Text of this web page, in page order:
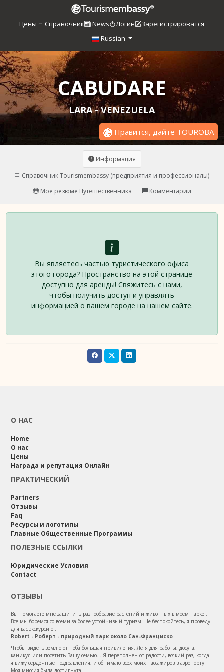
Цены Справочник News Логин
Зарегистрироватся
Russian
CABUDARE
LARA - VENEZUELA
Нравится, дайте TOUROBA
Информация
Справочник Tourismembassy (предприятия и профессионалы)
Мое резюме Путешественника
Комментарии
Вы являетесь частью туристического офиса
этого города? Пространство на этой странице
доступно для аренды! Свяжитесь с нами,
чтобы получить доступ и управлять
информацией о вашем городе на нашем сайте.
О НАС
Home
О нас
Цены
Награда и репутация Онлайн
ПРАКТИЧЕСКИЙ
Partners
Отзывы
Faq
Ресурсы и логотипы
Главные Общественные Программы
ПОЛЕЗНЫЕ ССЫЛКИ
Юридические Условия
Contact
ОТЗЫВЫ
Вы помогаете мне защитить разнообразие растений и животных в моем парке...
Все мы боремся со всеми за более устойчивый туризм. Не беспокойтесь, я проведу
для вас экскурсию...
Robert - Роберт - природный парк около Сан-Франциско
Чтобы видеть землю от неба большая привилегия. Летя для работы, досуга,
каникул или посетить Вашу семью... Я переполнен от радости, всякий раз, когда
я вижу сердечные поздравления, и обнимаю всех моих пассажиров в аэропорту.
Моя миссия была достигнута.